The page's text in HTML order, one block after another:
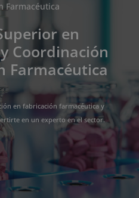
Farmacéutica
en
Coordinación
Farmacéutica
en fabricación farmacéutica y
en un experto en el sector.